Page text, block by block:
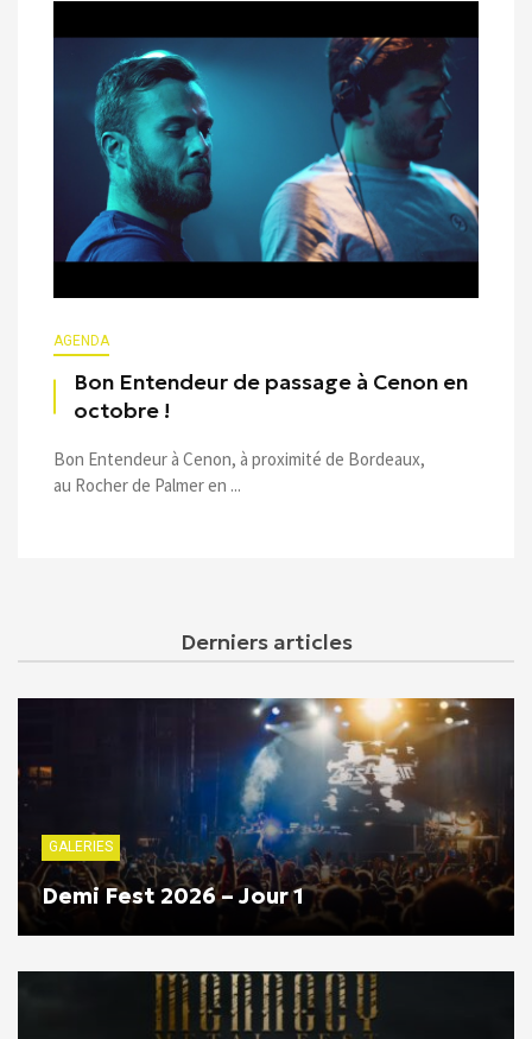
AGENDA
Bon Entendeur de passage à Cenon en
octobre !
Bon Entendeur à Cenon, à proximité de Bordeaux,
au Rocher de Palmer en ...
Derniers articles
GALERIES
Demi Fest 2026 – Jour 1